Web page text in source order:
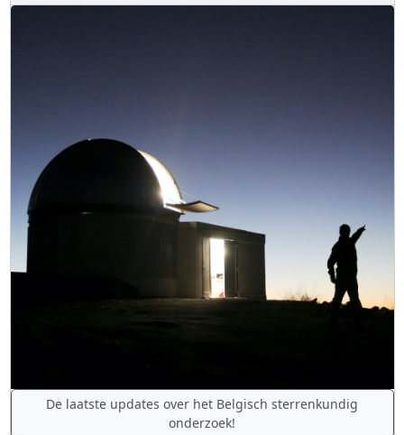
De laatste updates over het Belgisch sterrenkundig
onderzoek!